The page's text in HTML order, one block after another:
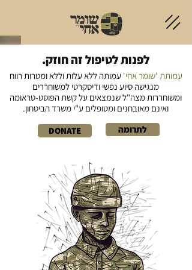
לפנות לטיפול זה חוזק.
עמותת 'שומר אחי'עמותה ללא עלות וללא ומטרות רווח
מנגישה סיוע נפשי ודיסקרטי למשוחררים
ומשוחררותמצה"ל שנמצאים על קשת הפוסט-טראומה
ואינם מאובחנים ומטופלים ע"י משרד הביטחון.
DONATE
לתרומה